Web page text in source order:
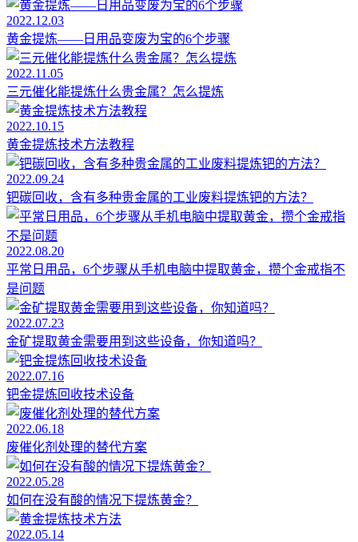
2022.12.03
黄金提炼——日用品变废为宝的6个步骤
2022.11.05
三元催化能提炼什么贵金属？怎么提炼
2022.10.15
黄金提炼技术方法教程
2022.09.24
钯碳回收，含有多种贵金属的工业废料提炼钯的方法？
2022.08.20
平常日用品，6个步骤从手机电脑中提取黄金，攒个金戒指不
是问题
2022.07.23
金矿提取黄金需要用到这些设备，你知道吗？
2022.07.16
钯金提炼回收技术设备
2022.06.18
废催化剂处理的替代方案
2022.05.28
如何在没有酸的情况下提炼黄金？
2022.05.14